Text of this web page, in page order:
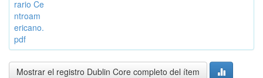
rario Ce
ntroam
ericano.
pdf
Mostrar el registro Dublin Core completo del ítem